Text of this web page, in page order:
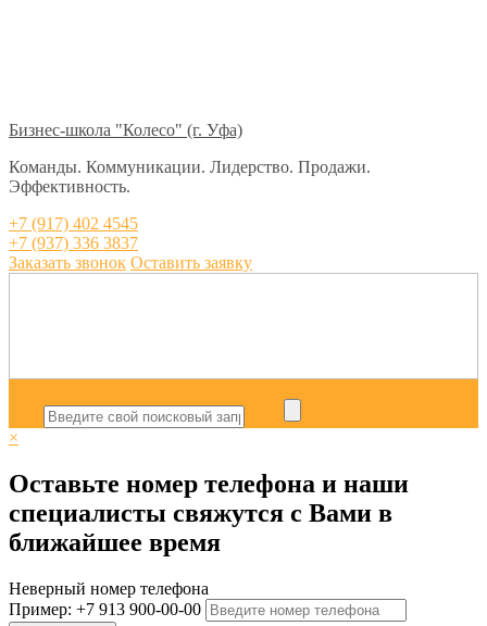
Бизнес-школа "Колесо" (г. Уфа)
Команды. Коммуникации. Лидерство. Продажи.
Эффективность.
+7 (917) 402 4545
+7 (937) 336 3837
Заказать звонок Оставить заявку
×
Оставьте номер телефона и наши
специалисты свяжутся с Вами в
ближайшее время
Неверный номер телефона
Пример: +7 913 900-00-00